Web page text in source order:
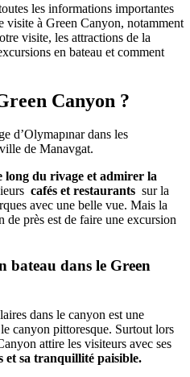
les informations importantes
visite à Green Canyon, notamment
visite, les attractions de la
en bateau et comment
Canyon ?
d’Olymapınar dans les
de Manavgat.
long du rivage et admirer la
cafés et restaurants sur la
avec une belle vue. Mais la
près est de faire une excursion
bateau dans le Green
dans le canyon est une
canyon pittoresque. Surtout lors
attire les visiteurs avec ses
et sa tranquillité paisible.